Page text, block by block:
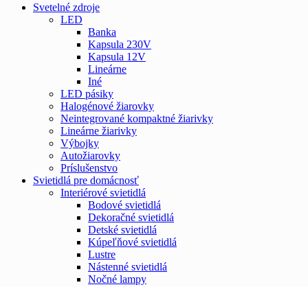
Svetelné zdroje
LED
Banka
Kapsula 230V
Kapsula 12V
Lineárne
Iné
LED pásiky
Halogénové žiarovky
Neintegrované kompaktné žiarivky
Lineárne žiarivky
Výbojky
Autožiarovky
Príslušenstvo
Svietidlá pre domácnosť
Interiérové svietidlá
Bodové svietidlá
Dekoračné svietidlá
Detské svietidlá
Kúpeľňové svietidlá
Lustre
Nástenné svietidlá
Nočné lampy